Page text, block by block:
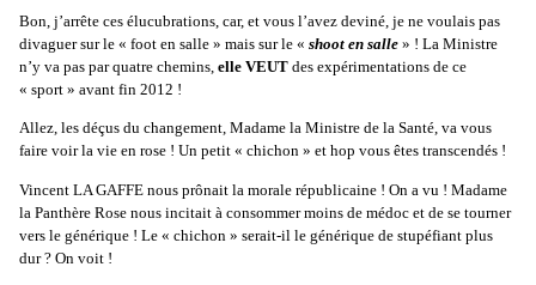
Bon, j’arrête ces élucubrations, car, et vous l’avez deviné, je ne voulais pas
divaguer sur le « foot en salle » mais sur le « shoot en salle » ! La Ministre
n’y va pas par quatre chemins, elle VEUT des expérimentations de ce
« sport » avant fin 2012 !
Allez, les déçus du changement, Madame la Ministre de la Santé, va vous
faire voir la vie en rose ! Un petit « chichon » et hop vous êtes transcendés !
Vincent LA GAFFE nous prônait la morale républicaine ! On a vu ! Madame
la Panthère Rose nous incitait à consommer moins de médoc et de se tourner
vers le générique ! Le « chichon » serait-il le générique de stupéfiant plus
dur ? On voit !